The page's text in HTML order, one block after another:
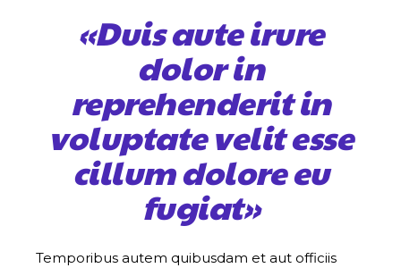
«Duis aute irure
dolor in
reprehenderit in
voluptate velit esse
cillum dolore eu
fugiat»
Temporibus autem quibusdam et aut officiis